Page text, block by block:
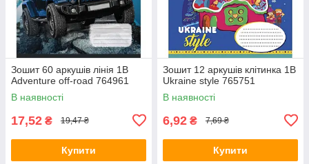
Зошит 60 аркушів лінія 1В
Adventure off-road 764961
В наявності
17,52 ₴ 19,47 ₴
Купити
Зошит 12 аркушів клітинка 1В
Ukraine style 765751
В наявності
6,92 ₴ 7,69 ₴
Купити